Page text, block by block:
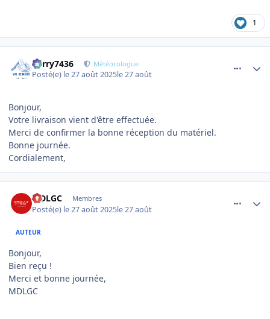
1
Perry7436 Météorologue
Posté(e) le 27 août 2025le 27 août
Bonjour,
Votre livraison vient d'être effectuée.
Merci de confirmer la bonne réception du matériel.
Bonne journée.
Cordialement,
MDLGC Membres
Posté(e) le 27 août 2025le 27 août
AUTEUR
Bonjour,
Bien reçu !
Merci et bonne journée,
MDLGC